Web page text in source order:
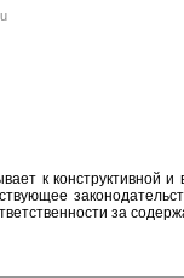
к конструктивной
за